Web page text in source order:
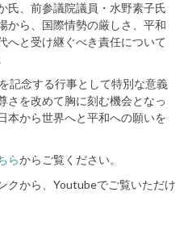
氏、前参議院議員・水野素子氏
から、国際情勢の厳しさ、平和
へと受け継ぐべき責任について
記念する行事として特別な意義
さを改めて胸に刻む機会となっ
本から世界へと平和への願いを
らからご覧ください。
クから、Youtubeでご覧いただけ